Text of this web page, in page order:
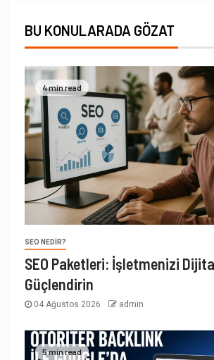
BU KONULARADA GÖZAT
4 min read
SEO NEDIR?
SEO Paketleri: İşletmenizi
Güçlendirin
04 Ağustos 2026 admin
5 min read